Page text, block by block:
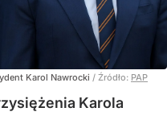
Karol Nawrocki / Źródło: PAP
Karola